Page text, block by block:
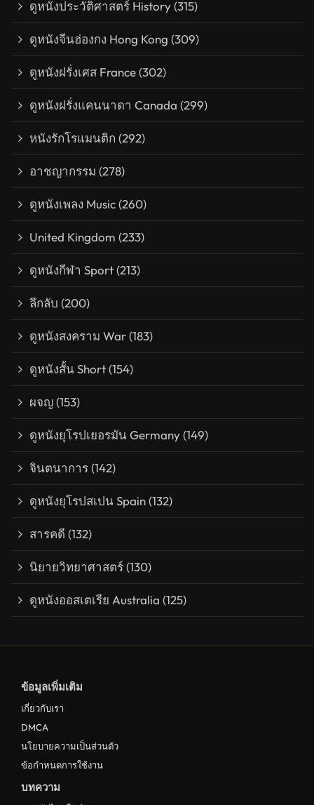
ดูหนังประวัติศาสตร์ History(315)
ดูหนังจีนฮ่องกง Hong Kong (309)
ดูหนังฝรั่งเศส France(302)
ดูหนังฝรั่งแคนนาดา Canada (299)
หนังรักโรแมนติก (292)
อาชญากรรม (278)
ดูหนังเพลง Music(260)
United Kingdom (233)
ดูหนังกีฬา Sport(213)
ลึกลับ (200)
ดูหนังสงคราม War(183)
ดูหนังสั้น Short(154)
ผจญ(153)
ดูหนังยุโรปเยอรมัน Germany(149)
จินตนาการ(142)
ดูหนังยุโรปสเปน Spain(132)
สารคดี (132)
นิยายวิทยาศาสตร์(130)
ดูหนังออสเตเรีย Australia (125)
ข้อมูลเพิ่มเติม
เกี่ยวกับเรา
DMCA
นโยบายความเป็นส่วนตัว
ข้อกำหนดการใช้งาน
บทความ